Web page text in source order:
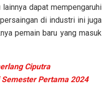
dapat mempengaruhi
di industri ini juga
pemain baru yang masuk
Ciputra
Pertama 2024